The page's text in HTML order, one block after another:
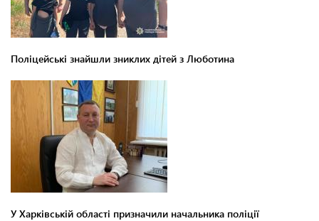
Поліцейські знайшли зниклих дітей з Люботина
У Харківській області призначили начальника поліції